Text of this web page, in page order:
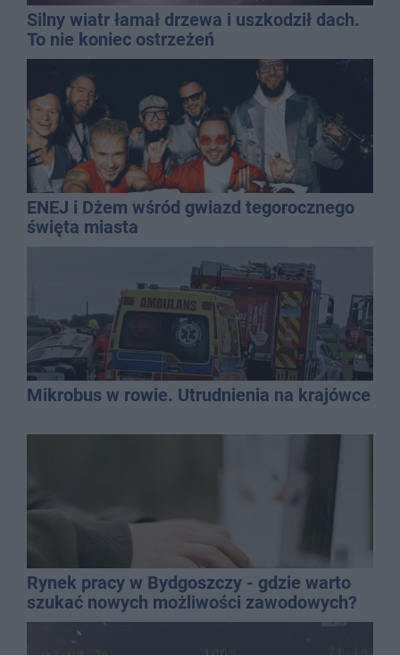
Silny wiatr łamał drzewa i uszkodził dach.
To nie koniec ostrzeżeń
ENEJ i Dżem wśród gwiazd tegorocznego
święta miasta
Mikrobus w rowie. Utrudnienia na krajówce
Rynek pracy w Bydgoszczy - gdzie warto
szukać nowych możliwości zawodowych?